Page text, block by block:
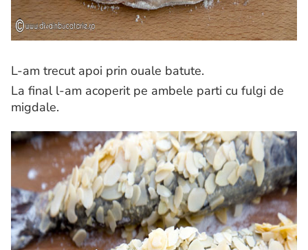
L-am trecut apoi prin ouale batute.
La final l-am acoperit pe ambele parti cu fulgi de
migdale.